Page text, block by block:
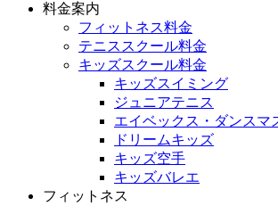
料金案内
フィットネス料金
テニススクール料金
キッズスクール料金
キッズスイミング
ジュニアテニス
エイベックス・ダンスマ
ドリームキッズ
キッズ空手
キッズバレエ
フィットネス